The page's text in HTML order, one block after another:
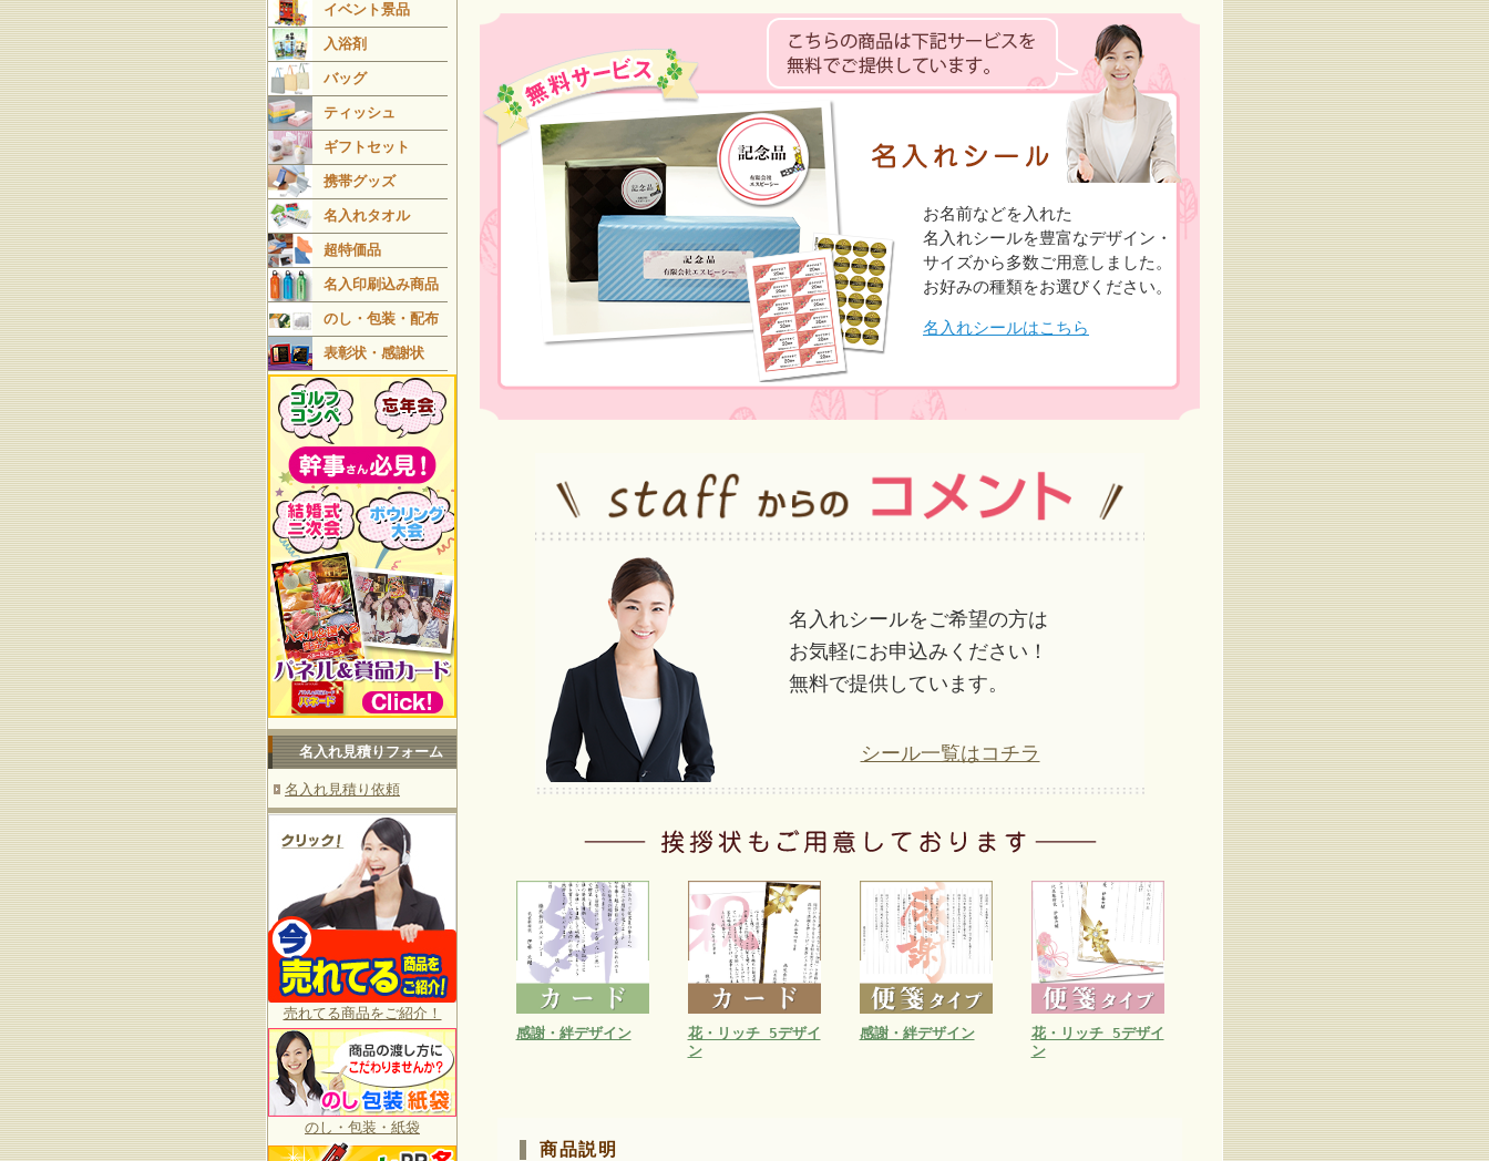
イベント景品
入浴剤
バッグ
ティッシュ
ギフトセット
携帯グッズ
名入れタオル
超特価品
名入印刷込み商品
のし・包装・配布
表彰状・感謝状
名入れ見積りフォーム
名入れ見積り依頼
売れてる商品をご紹介！
のし・包装・紙袋
お名前などを入れた
名入れシールを豊富なデザイン・
サイズから多数ご用意しました。
お好みの種類をお選びください。
名入れシールはこちら
名入れシールをご希望の方は
お気軽にお申込みください！
無料で提供しています。
シール一覧はコチラ
感謝・絆デザイン
花・リッチ 5デザイ
ン
感謝・絆デザイン
花・リッチ 5デザイ
ン
商品説明